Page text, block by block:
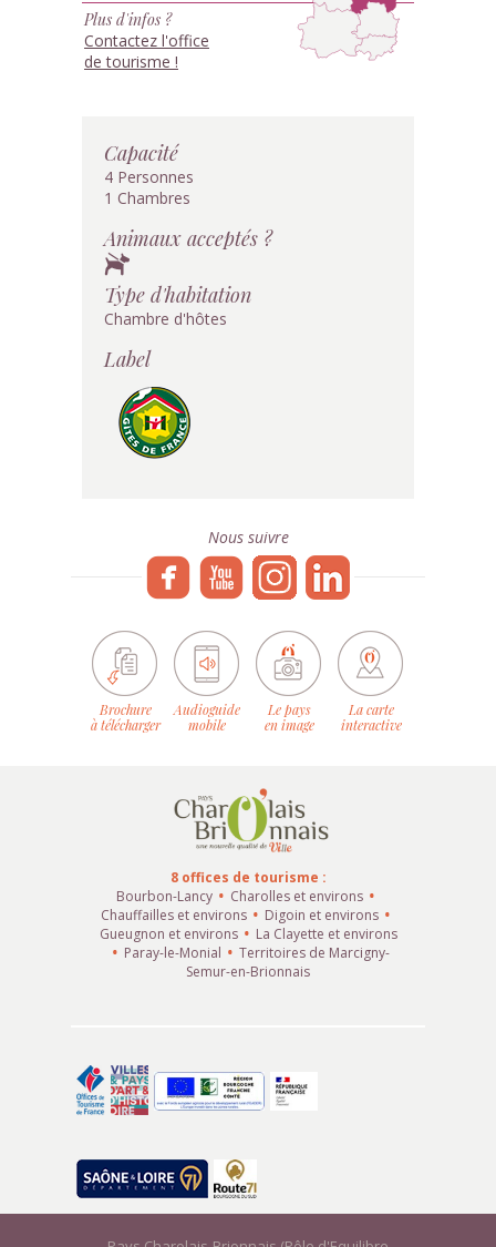
Plus d'infos ?
Contactez l'office
de tourisme !
Capacité
4 Personnes
1 Chambres
Animaux acceptés ?
Type d'habitation
Chambre d'hôtes
Label
Nous suivre
Brochure
à télécharger
Audioguide
mobile
Le pays
en image
La carte
interactive
8 offices de tourisme :
Bourbon-Lancy
Charolles et environs
Chauffailles et environs
Digoin et environs
Gueugnon et environs
La Clayette et environs
Paray-le-Monial
Territoires de Marcigny-
Semur-en-Brionnais